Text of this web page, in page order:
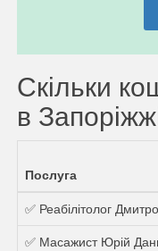
Скільки
в
Послуга
✅ Реабілітолог
✅ Масажист Юрій